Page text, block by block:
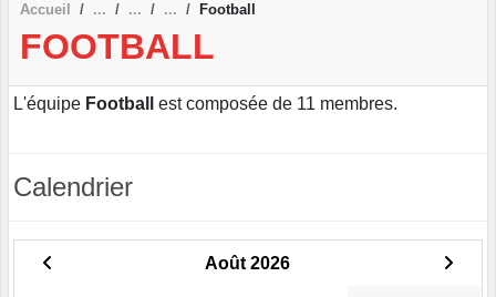
Accueil Football
FOOTBALL
L'équipe Football est composée de 11 membres.
Calendrier
Août 2026